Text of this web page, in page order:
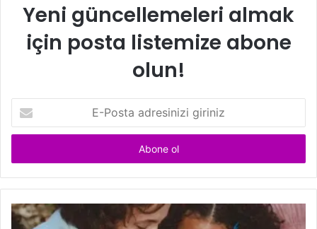
Yeni güncellemeleri almak
için posta listemize abone
olun!
P
s
t
a